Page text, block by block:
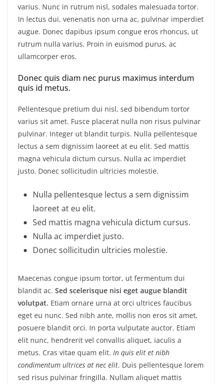
varius. Nunc in rutrum nisl, sodales malesuada tortor.
In lectus dui, venenatis non urna ac, pulvinar imperdiet
augue. Donec dapibus ipsum congue eros rhoncus, ut
rutrum nulla varius. Proin in euismod purus, ac
ullamcorper eros.
Donec quis diam nec purus maximus interdum
quis id metus.
Pellentesque pretium dui nisl, sed bibendum tortor
varius sit amet. Fusce placerat nulla non risus pulvinar
pulvinar. Integer ut blandit turpis. Nulla pellentesque
lectus a sem dignissim laoreet at eu elit. Sed mattis
magna vehicula dictum cursus. Nulla ac imperdiet
justo. Donec sollicitudin ultricies molestie.
Nulla pellentesque lectus a sem dignissim
laoreet at eu elit.
Sed mattis magna vehicula dictum cursus.
Nulla ac imperdiet justo.
Donec sollicitudin ultricies molestie.
Maecenas congue ipsum tortor, ut fermentum dui
blandit ac. Sed scelerisque nisi eget augue blandit
volutpat. Etiam ornare urna at orci ultrices faucibus
eget eu nunc. Sed nibh ante, mollis non eros sit amet,
posuere blandit orci. In porta vulputate auctor. Etiam
elit nunc, hendrerit vel convallis aliquet, iaculis a
metus. Cras vitae quam elit. In quis elit et nibh
condimentum ultrices at nec elit. Duis pellentesque lorem
sed risus pulvinar fringilla. Nullam aliquet mattis